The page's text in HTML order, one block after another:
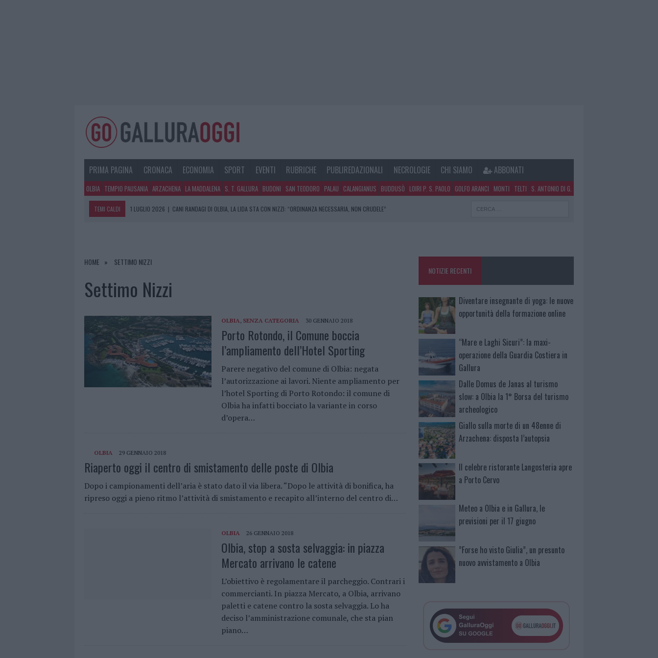
PRIMA PAGINA CRONACA ECONOMIA SPORT EVENTI RUBRICHE PUBLIREDAZIONALI NECROLOGIE CHI SIAMO ABBONATI
OLBIA TEMPIO PAUSANIA ARZACHENA LA MADDALENA S. T. GALLURA BUDONI SAN TEODORO PALAU CALANGIANUS BUDDUSÒ LOIRI P. S. PAOLO GOLFO ARANCI MONTI TELTI S. ANTONIO DI G.
TEMI CALDI 1 LUGLIO 2026 | AUTO A TUTTA VELOCITÀ A BASSACUTENA, POLEMICHE E PROTESTE
1 LUGLIO 2026 |
METEO OLBIA 2 LUGLIO, SOLE E CLIMA IDEALE PER IL MARE
HOME SETTIMO NIZZI
Settimo Nizzi
OLBIA, SENZA CATEGORIA 30 GENNAIO 2018
Porto Rotondo, il Comune boccia
l’ampliamento dell’Hotel Sporting
Parere negativo del comune di Olbia: negata
l’autorizzazione ai lavori. Niente ampliamento per
l’hotel Sporting di Porto Rotondo: il comune di
Olbia ha infatti bocciato la variante in corso
d’opera…
OLBIA 29 GENNAIO 2018
Riaperto oggi il centro di smistamento delle poste di Olbia
Dopo i campionamenti dell’aria è stato dato il via libera. “Dopo le attività di bonifica, ha
ripreso oggi a pieno ritmo l’attività di smistamento e recapito all’interno del centro di…
OLBIA 26 GENNAIO 2018
Olbia, stop a sosta selvaggia: in piazza
Mercato arrivano le catene
L’obiettivo è regolamentare il parcheggio. Contrari i
commercianti. In piazza Mercato, a Olbia, arrivano
paletti e catene contro la sosta selvaggia. Lo ha
deciso l’amministrazione comunale, che sta pian
piano…
NOTIZIE RECENTI
Diventare insegnante di yoga: le nuove
opportunità della formazione online
“Mare e Laghi Sicuri”: la maxi-
operazione della Guardia Costiera in
Gallura
Dalle Domus de Janas al turismo
slow: a Olbia la 1° Borsa del turismo
archeologico
Giallo sulla morte di un 48enne di
Arzachena: disposta l’autopsia
Il celebre ristorante Langosteria apre
a Porto Cervo
Meteo a Olbia e in Gallura, le
previsioni per il 17 giugno
”Forse ho visto Giulia”, un presunto
nuovo avvistamento a Olbia